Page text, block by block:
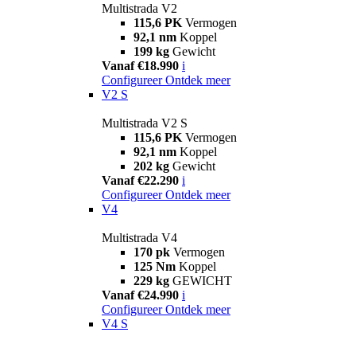
Multistrada V2
115,6 PK Vermogen
92,1 nm Koppel
199 kg Gewicht
Vanaf €18.990 i
Configureer Ontdek meer
V2 S
Multistrada V2 S
115,6 PK Vermogen
92,1 nm Koppel
202 kg Gewicht
Vanaf €22.290 i
Configureer Ontdek meer
V4
Multistrada V4
170 pk Vermogen
125 Nm Koppel
229 kg GEWICHT
Vanaf €24.990 i
Configureer Ontdek meer
V4 S